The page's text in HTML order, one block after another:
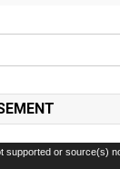
supported or source(s)